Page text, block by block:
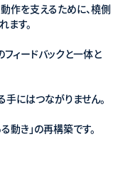
作を支えるために、橈側
す。
ィードバックと一体と
にはつながりません。
き」の再構築です。